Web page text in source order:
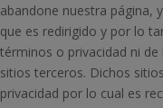
abandone nuestra página,
que es redirigido y por lo
términos o privacidad ni
sitios terceros. Dichos
privacidad por lo cual es